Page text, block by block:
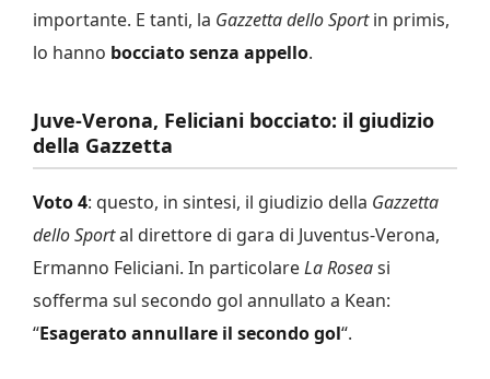
importante. E tanti, la Gazzetta dello Sportin primis,
lo hanno bocciato senza appello.
Juve-Verona, Feliciani bocciato: il giudizio
della Gazzetta
Voto 4: questo, in sintesi, il giudizio della Gazzetta
dello Sportal direttore di gara di Juventus-Verona,
Ermanno Feliciani. In particolareLa Roseasi
sofferma sul secondo gol annullato a Kean:
“Esagerato annullare il secondo gol“.